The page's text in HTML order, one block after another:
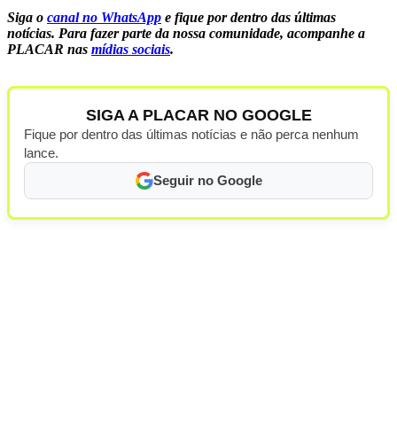
Siga o canal no WhatsApp e fique por dentro das últimas
notícias. Para fazer parte da nossa comunidade, acompanhe a
PLACAR nas mídias sociais.
SIGA A PLACAR NO GOOGLE
Fique por dentro das últimas notícias e não perca nenhum
lance.
Seguir no Google